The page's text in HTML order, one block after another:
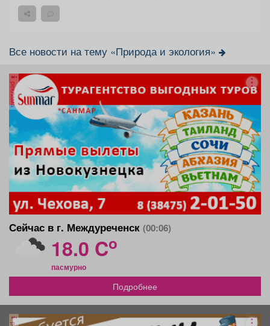
Все новости на тему «Природа и экология»
реклама
Сейчас в г. Междуреченск (00:06)
18.0 Co
пасмурно
Подробнее